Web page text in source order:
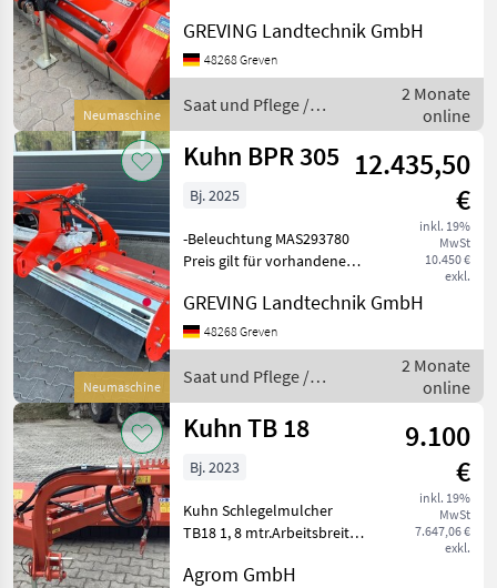
Neumaschine
Irrtümer , Änderungen und
Zwischenverkauf
vorbehalten. Alle Angaben
ohne Gewähr Saat und
GREVING Landtechnik GmbH
48268 Greven
Saat und Pflege /
Kuhn
2 Monate
online
Neumaschine
Kuhn BPR 305 12.435,50
€
inkl. 19%
MwSt
10.450 €
exkl.
Bj. 2025
-Beleuchtung MAS293780
Preis gilt für vorhandenen
freibleibend. Irrtümer,
Änderungen und
Zwischenverkauf
vorbehalten. Alle Angaben
GREVING Landtechnik GmbH
48268 Greven
Saat und Pflege /
Kuhn
2 Monate
online
Kuhn TB 18
9.100
€
inkl. 19%
MwSt
7.647,06 €
exkl.
Bj. 2023
Kuhn Schlegelmulcher
TB18 1, 8 mtr.Arbeitsbreite
Böschungswinkel
Agrom GmbH